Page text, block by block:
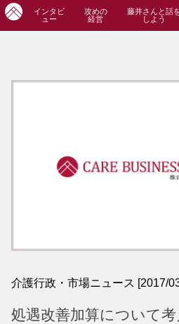
インタビ
ュー
攻めの
経営
藤井さんと話
しよう
介護行政・市場ニュース [2017/
処遇改善加算について考